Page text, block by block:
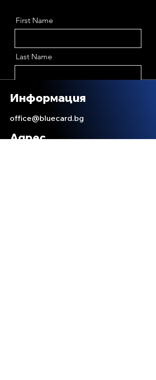
First Name
Last Name
Email
Информация
office@bluecard.bg
Адрес